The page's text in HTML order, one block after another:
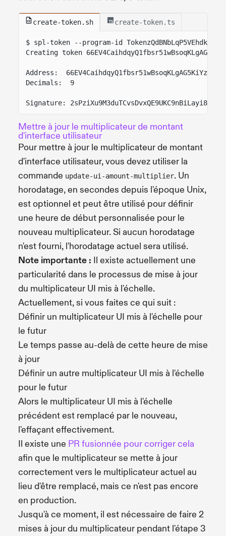
create-token.sh create-token.ts
$ spl-token --program-id
Creating token
Address:
Decimals:  9
Signature:
Mettre à jour le multiplicateur de montant
d'interface utilisateur
Pour mettre à jour le multiplicateur de montant
d'interface utilisateur, vous devez utiliser la
commande update-ui-amount-multiplier. Un
horodatage, en secondes depuis l'époque Unix,
est optionnel et peut être utilisé pour définir
une heure de début personnalisée pour le
nouveau multiplicateur. Si aucun horodatage
n'est fourni, l'horodatage actuel sera utilisé.
Note importante : Il existe actuellement une
particularité dans le processus de mise à jour
du multiplicateur UI mis à l'échelle.
Actuellement, si vous faites ce qui suit :
Définir un multiplicateur UI mis à l'échelle pour
le futur
Le temps passe au-delà de cette heure de mise
à jour
Définir un autre multiplicateur UI mis à l'échelle
pour le futur
Alors le multiplicateur UI mis à l'échelle
précédent est remplacé par le nouveau,
l'effaçant effectivement.
Il existe une PR fusionnée pour corriger cela
afin que le multiplicateur se mette à jour
correctement vers le multiplicateur actuel au
lieu d'être remplacé, mais ce n'est pas encore
en production.
Jusqu'à ce moment, il est nécessaire de faire 2
mises à jour du multiplicateur pendant l'étape 3